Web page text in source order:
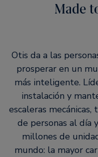
Made
Otis da a las
prosperar en un
más inteligente.
instalación y
escaleras
de personas al día
millones de
mundo: la mayor